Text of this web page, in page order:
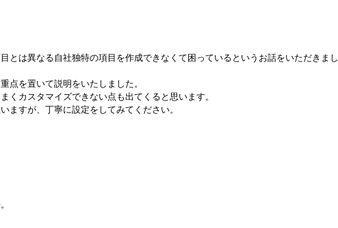
とは異なる自社独特の項目を作成できなくて困っているというお話をいただきまし
点を置いて説明をいたしました。
くカスタマイズできない点も出てくると思います。
ますが、丁寧に設定をしてみてください。